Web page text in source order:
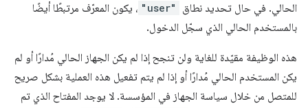
الحالي. في حال تحديد نطاق
"user" ، يكون المعرّف مرتبطًا أيضًا
بالمستخدم الحالي الذي سجّل الدخول.
هذه الوظيفة مقيّدة للغاية ولن تنجح إذا لم يكن الجهاز الحالي مُدارًا أو لم
يكن المستخدم الحالي مُدارًا أو إذا لم يتم تفعيل هذه العملية بشكل صريح
للمتصل من خلال سياسة الجهاز في المؤسسة. لا يوجد المفتاح الذي تم